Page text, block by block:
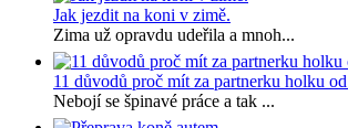
Jak jezdit na koni v zimě.
Zima už opravdu udeřila a mnoh...
11 důvodů proč mít za partnerku holku
Nebojí se špinavé práce a tak ...